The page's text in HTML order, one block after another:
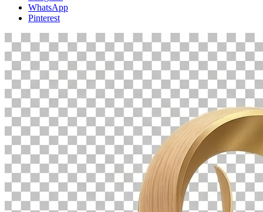
WhatsApp
Pinterest